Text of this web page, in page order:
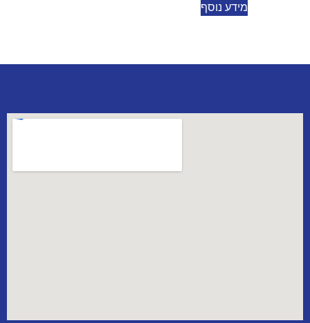
מידע נוסף